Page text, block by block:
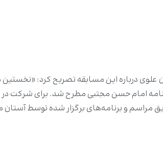
درباره این مسابقه تصریح کرد:
امام حسن مجتبى مطرح شد. برای شرکت در
مراسم و برنامه‌های برگزار شده توسط